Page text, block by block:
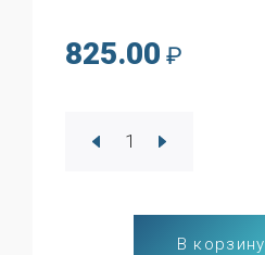
825.00 ₽
В корзину